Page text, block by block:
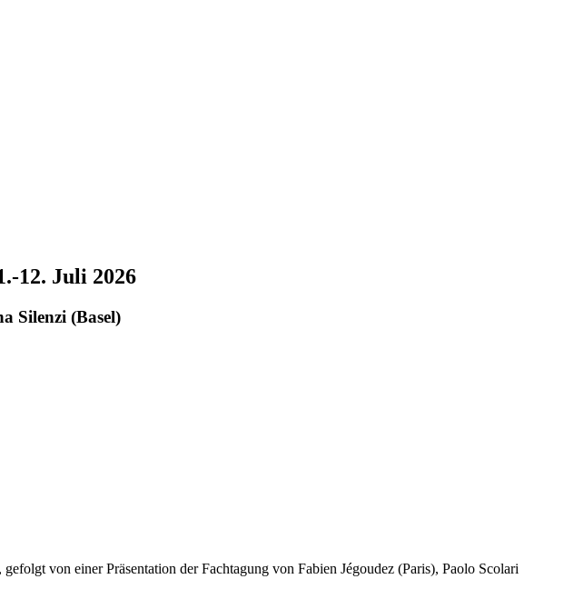
12. Juli 2026
Silenzi (Basel)
von einer Präsentation der Fachtagung von Fabien Jégoudez (Paris), Paolo Scolari